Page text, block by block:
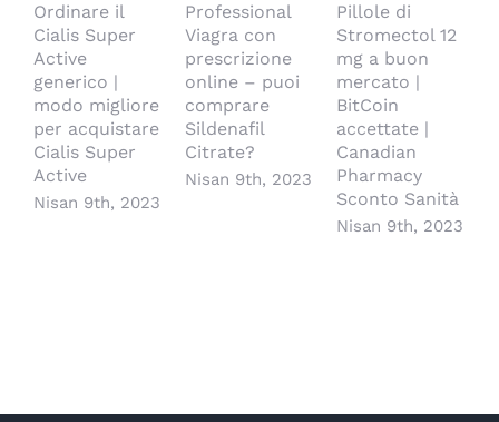
Ordinare il
Cialis Super
Active
generico |
modo migliore
per acquistare
Cialis Super
Active
Nisan 9th, 2023
Professional
Viagra con
prescrizione
online – puoi
comprare
Sildenafil
Citrate?
Nisan 9th, 2023
Pillole di
Stromectol 12
mg a buon
mercato |
BitCoin
accettate |
Canadian
Pharmacy
Sconto Sanità
Nisan 9th, 2023